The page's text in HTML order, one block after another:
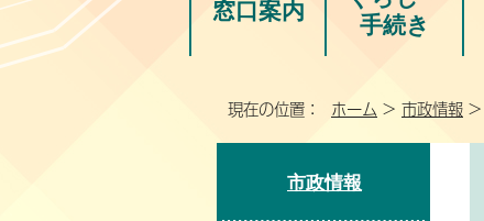
窓口案内
手続き
現在の位置： ホーム > 市政情報 >
市政情報